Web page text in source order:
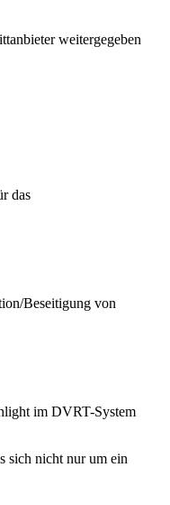
weitergegeben
das
Beseitigung von
im DVRT-System
sich nicht nur um ein